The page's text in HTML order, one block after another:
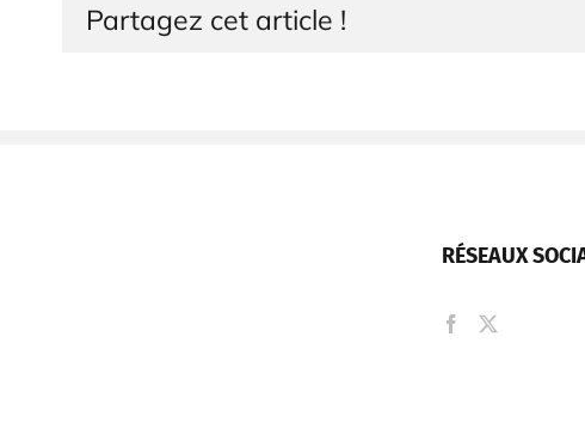
Partagez cet article !
RÉSEAUX